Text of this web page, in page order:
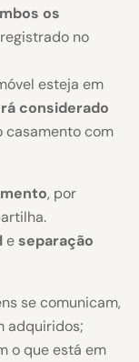
os
no
esteja em
considerado
casamento com
, por
eseparação
se comunicam,
adquiridos;
o que está em